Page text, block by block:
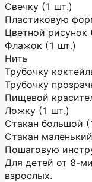
Свечку (1 шт.)
Пластиковую
Цветной рисунок
Флажок (1 шт.)
Нить
Трубочку
Трубочку
Пищевой
Ложку (1 шт.)
Стакан большой
Стакан
Пошаговую
Для детей от 8-
взрослых.